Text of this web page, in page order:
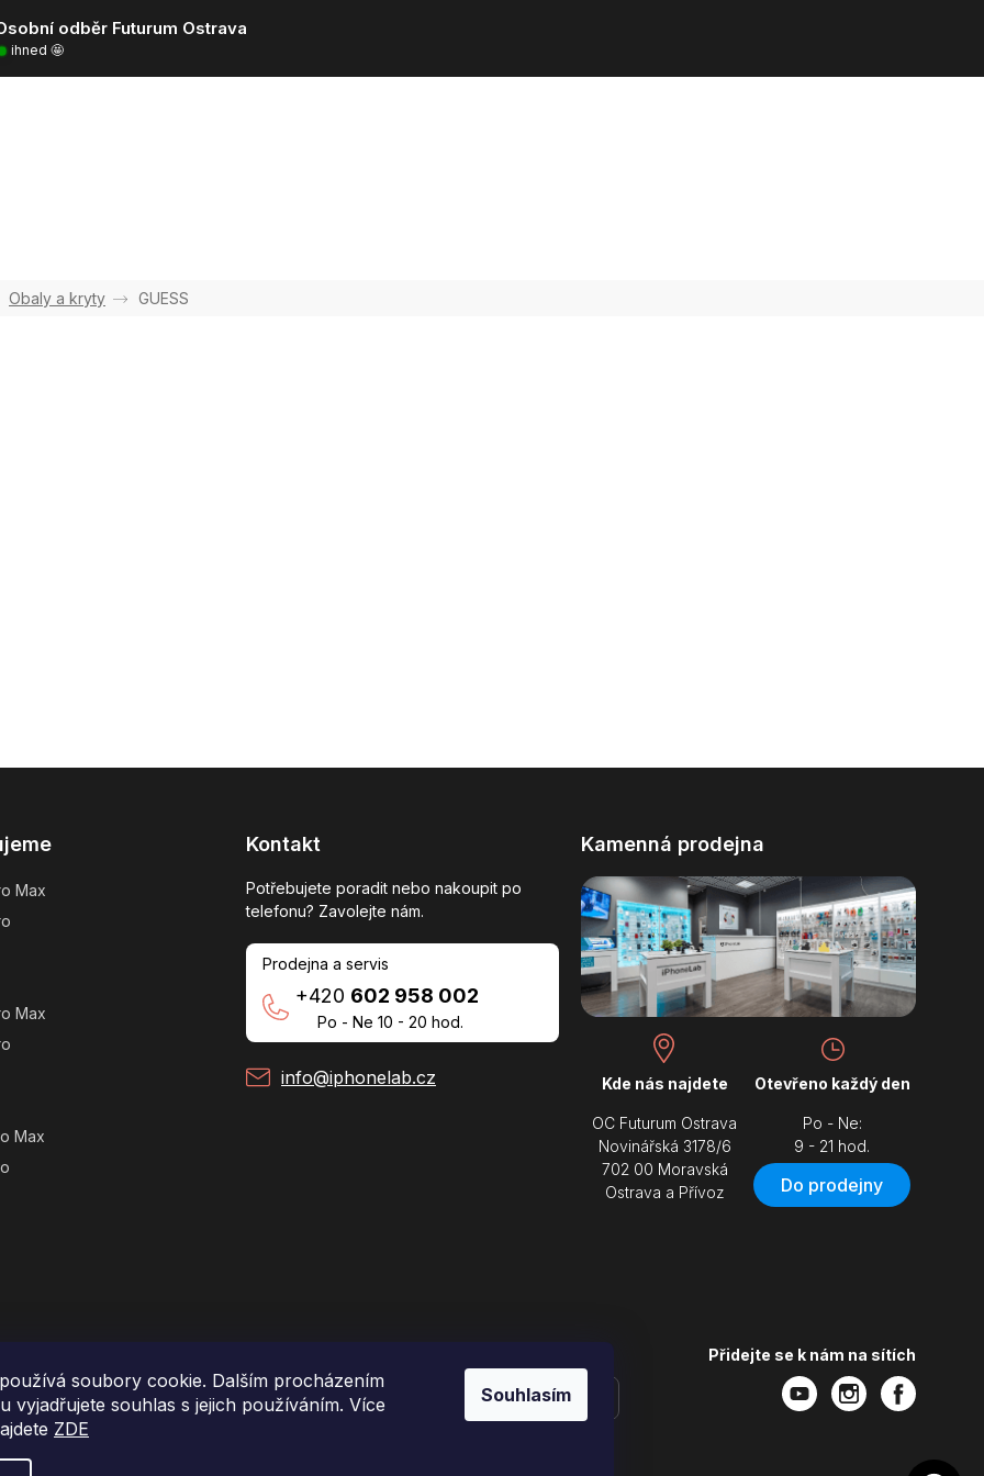
soubory cookie. Dalším procházením
vyjadřujete souhlas s jejich používáním. Více
ZDE
Souhlasím
odběr Futurum Ostrava
ihned 🤩
Obaly a kryty GUESS
Max
Max
Max
Kontakt
Potřebujete poradit nebo nakoupit po
telefonu? Zavolejte nám.
Prodejna a servis
+420 602 958 002
Po - Ne 10 - 20 hod.
info@iphonelab.cz
Kamenná prodejna
Kde nás najdete
OC Futurum Ostrava
Novinářská 3178/6
702 00 Moravská
Ostrava a Přívoz
Otevřeno každý den
Po - Ne:
9 - 21 hod.
Do prodejny
Přidejte se k nám na sítích